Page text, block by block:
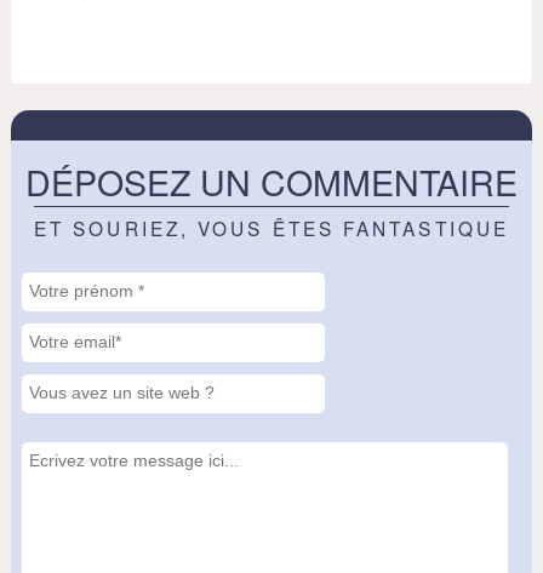
DÉPOSEZ UN COMMENTAIRE
ET SOURIEZ, VOUS ÊTES FANTASTIQUE